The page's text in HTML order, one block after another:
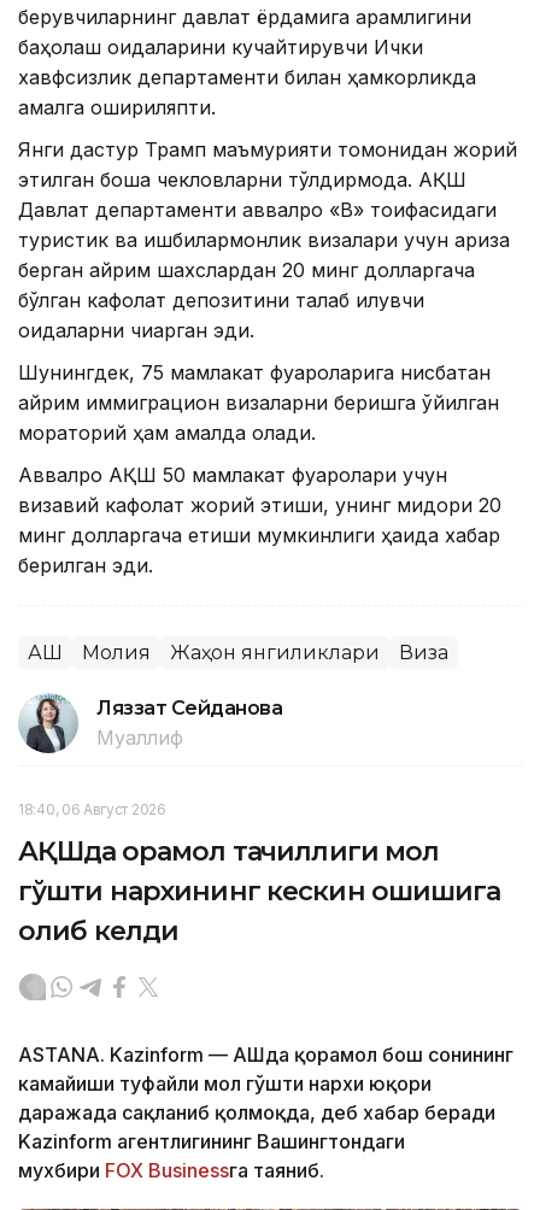
берувчиларнинг давлат ёрдамига қарамлигини
баҳолаш қоидаларини кучайтирувчи Ички
хавфсизлик департаменти билан ҳамкорликда
амалга ошириляпти.
Янги дастур Трамп маъмурияти томонидан жорий
этилган бошқа чекловларни тўлдирмоқда. АҚШ
Давлат департаменти аввалроқ «B» тоифасидаги
туристик ва ишбилармонлик визалари учун ариза
берган айрим шахслардан 20 минг долларгача
бўлган кафолат депозитини талаб қилувчи
қоидаларни чиқарган эди.
Шунингдек, 75 мамлакат фуқароларига нисбатан
айрим иммиграцион визаларни беришга қўйилган
мораторий ҳам амалда қолади.
Аввалроқ АҚШ 50 мамлакат фуқаролари учун
визавий кафолат жорий этиши, унинг миқдори 20
минг долларгача етиши мумкинлиги ҳақида хабар
берилган эди.
АҚШ Молия Жаҳон янгиликлари Виза
Ляззат Сейданова
Муаллиф
18:40, 06 Август 2026
АҚШда қорамол тақчиллиги мол
гўшти нархининг кескин ошишига
олиб келди
ASTANA. Kazinform — АҚШда қорамол бош сонининг
камайиши туфайли мол гўшти нархи юқори
даражада сақланиб қолмоқда, деб хабар беради
Kazinform агентлигининг Вашингтондаги
мухбири FOX Businessга таяниб.